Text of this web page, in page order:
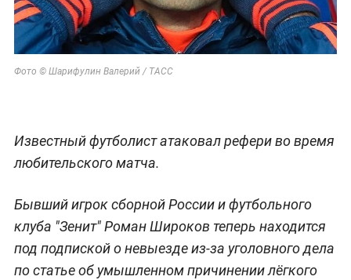
Фото © Шарифулин Валерий / ТАСС
Известный футболист атаковал рефери во время
любительского матча.
Бывший игрок сборной России и футбольного
клуба "Зенит" Роман Широков теперь находится
под подпиской о невыезде из-за уголовного дела
по статье об умышленном причинении лёгкого